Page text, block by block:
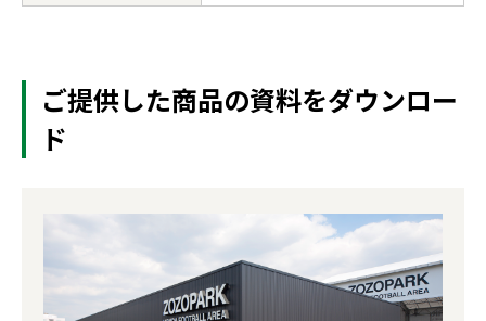
ご提供した商品の資料をダウンロー
ド